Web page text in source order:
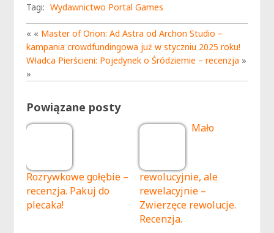
Tagi: Wydawnictwo Portal Games
« « Master of Orion: Ad Astra od Archon Studio –
kampania crowdfundingowa już w styczniu 2025 roku!
Władca Pierścieni: Pojedynek o Śródziemie – recenzja »
»
Powiązane posty
Rozrywkowe gołębie –
recenzja. Pakuj do
plecaka!
Mało
rewolucyjnie, ale
rewelacyjnie –
Zwierzęce rewolucje.
Recenzja.